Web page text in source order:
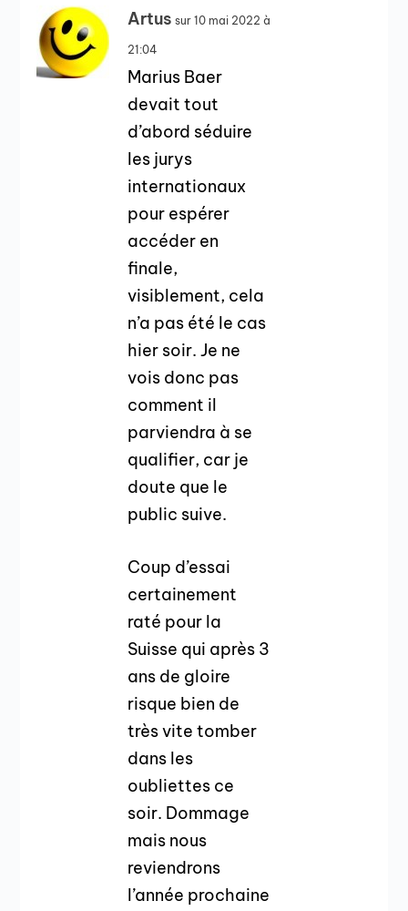
Artus sur 10 mai 2022 à
21:04
Marius Baer
devait tout
d’abord séduire
les jurys
internationaux
pour espérer
accéder en
finale,
visiblement, cela
n’a pas été le cas
hier soir. Je ne
vois donc pas
comment il
parviendra à se
qualifier, car je
doute que le
public suive.
Coup d’essai
certainement
raté pour la
Suisse qui après 3
ans de gloire
risque bien de
très vite tomber
dans les
oubliettes ce
soir. Dommage
mais nous
reviendrons
l’année prochaine